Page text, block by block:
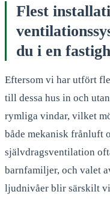
Flest
du i en
Eftersom vi har utfört
till dessa hus in och
rymliga vindar, vilket
både mekanisk frånluft
självdragsventilation
barnfamiljer, och valet
ljudnivåer blir särskilt